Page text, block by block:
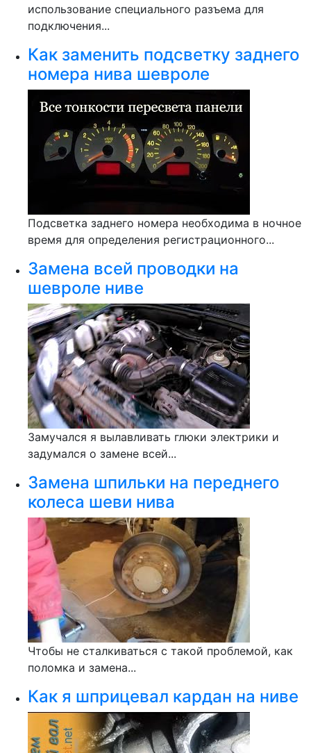
использование специального разъема для
подключения...
Как заменить подсветку заднего
номера нива шевроле
Подсветка заднего номера необходима в ночное
время для определения регистрационного...
Замена всей проводки на
шевроле ниве
Замучался я вылавливать глюки электрики и
задумался о замене всей...
Замена шпильки на переднего
колеса шеви нива
Чтобы не сталкиваться с такой проблемой, как
поломка и замена...
Как я шприцевал кардан на ниве